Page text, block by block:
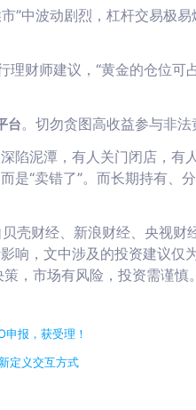
”中波动剧烈，杠杆交易极
理财师建议，“黄金的仓位可
台。切勿贪图高收益参与非法
陷泥潭，有人关门闭店，
是“卖错了”。而长期持有、
壳财经、新浪财经、央视
响，文中涉及的投资建议仅
，市场有风险，投资需谨慎。
报，获受理！
定义交互方式